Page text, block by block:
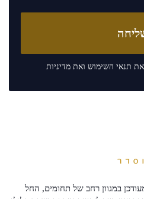
תנאי השימוש ואת מדיניות
במגוון רחב של תחומים, החל